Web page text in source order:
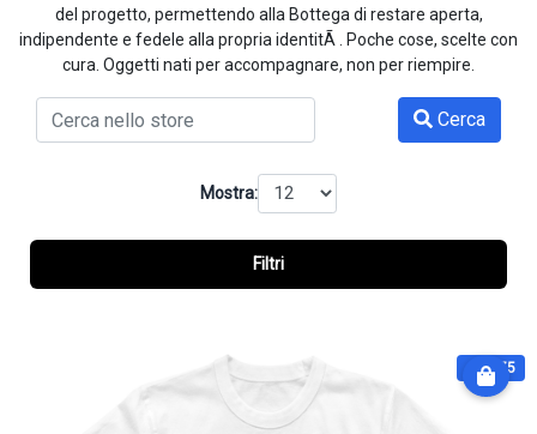
del progetto, permettendo alla Bottega di restare aperta,
indipendente e fedele alla propria identitÃ . Poche cose, scelte con
cura. Oggetti nati per accompagnare, non per riempire.
Cerca
€ 28.75
Mostra:
Filtri